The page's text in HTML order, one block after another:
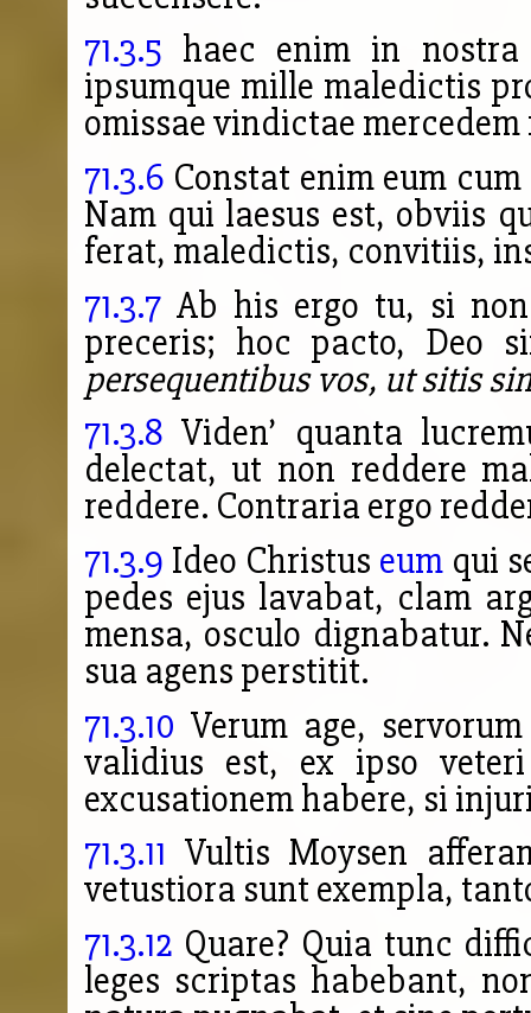
71.3.5 haec enim in
ipsumque mille maledictis
omissae vindictae
71.3.6 Constat enim eum
Nam qui laesus est, obviis
ferat, maledictis, convitiis,
71.3.7Ab his ergo tu, si
preceris; hoc pacto, Deo
persequentibus vos, ut sitis
71.3.8 Viden’ quanta
delectat, ut non reddere
reddere. Contraria ergo
71.3.9 Ideo Christus eumqui
pedes ejus lavabat, clam
mensa, osculo dignabatur.
sua agens perstitit.
71.3.10 Verum age,
validius est, ex ipso
excusationem habere, si
71.3.11 Vultis Moysen
vetustiora sunt exempla,
71.3.12 Quare? Quia tunc
leges scriptas habebant,